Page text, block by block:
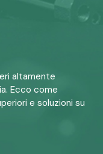
altamente
Ecco come
e soluzioni su